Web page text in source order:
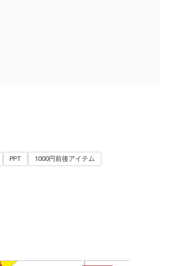
PPT 1000円前後アイテム